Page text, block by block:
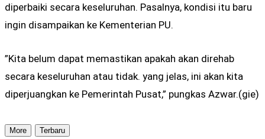
diperbaiki secara keseluruhan. Pasalnya, kondisi itu baru
ingin disampaikan ke Kementerian PU.
”Kita belum dapat memastikan apakah akan direhab
secara keseluruhan atau tidak. yang jelas, ini akan kita
diperjuangkan ke Pemerintah Pusat,” pungkas Azwar.(gie)
More Terbaru